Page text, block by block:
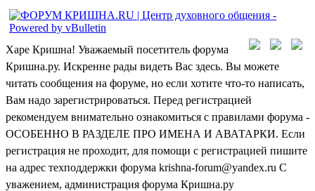
Харе Кришна! Уважаемый посетитель форума
Кришна.ру. Искренне рады видеть Вас здесь. Вы можете
читать сообщения на форуме, но если хотите что-то написать,
Вам надо зарегистрироваться. Перед регистрацией
рекомендуем внимательно ознакомиться с правилами форума -
ОСОБЕННО В РАЗДЕЛЕ ПРО ИМЕНА И АВАТАРКИ. Если
регистрация не проходит, для помощи с регистрацией пишите
на адрес техподдержки форума krishna-forum@yandex.ru С
уважением, администрация форума Кришна.ру